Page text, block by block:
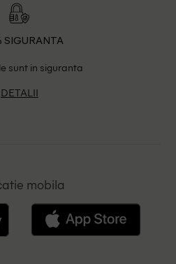
SIGURANTA
sunt in siguranta
DETALII
mobila